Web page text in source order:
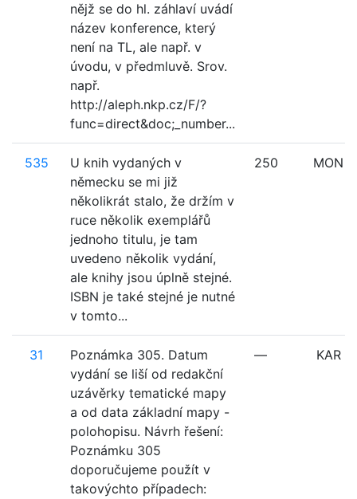
nějž se do hl. záhlaví uvádí
název konference, který
není na TL, ale např. v
úvodu, v předmluvě. Srov.
např.
http://aleph.nkp.cz/F/?
func=direct&doc;_number...
535
U knih vydaných v
německu se mi již
několikrát stalo, že držím v
ruce několik exemplářů
jednoho titulu, je tam
uvedeno několik vydání,
ale knihy jsou úplně stejné.
ISBN je také stejné je nutné
v tomto...
250 MON
31
Poznámka 305. Datum
vydání se liší od redakční
uzávěrky tematické mapy
a od data základní mapy -
polohopisu. Návrh řešení:
Poznámku 305
doporučujeme použít v
takovýchto případech:
— KAR